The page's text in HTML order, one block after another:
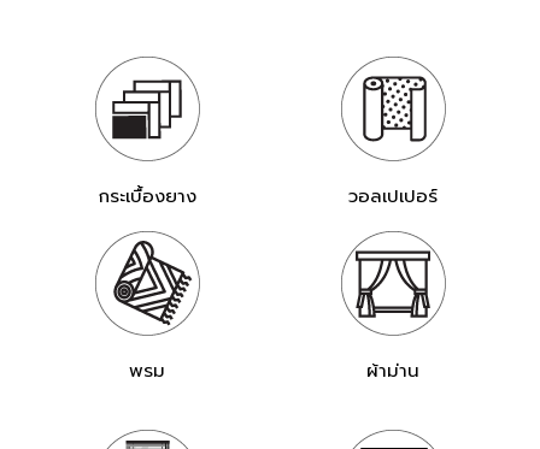
กระเบื้องยาง วอลเปเปอร์
พรม ผ้าม่าน